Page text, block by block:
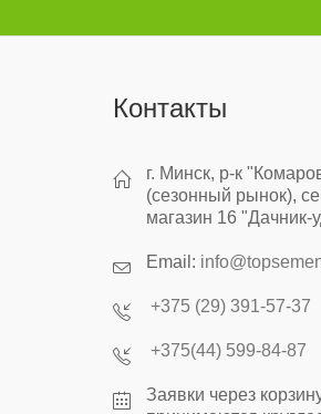
Контакты
г. Минск, р-к
(сезонный рынок),
магазин 16 "Дачник-
Email:
+375 (29) 391-57-37
+375(44) 599-84-87
Заявки через